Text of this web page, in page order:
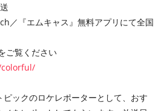
／『エムキャス』無料アプリにて全国
ご覧ください
ックのロケレポーターとして、おす